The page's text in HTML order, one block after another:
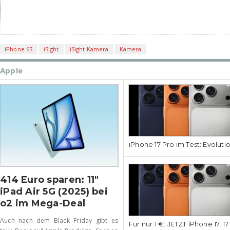
iPhone 6S iSight iSight Kamera Kamera
Apple
414 Euro sparen: 11″
iPad Air 5G (2025) bei
o2 im Mega-Deal
Auch nach dem Black Friday gibt es
iPhone 17 Pro im Test:
Für nur 1 €: JETZT iPhone 17,